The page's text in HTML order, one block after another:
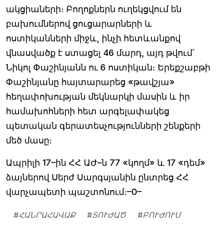
ակցիաների։ Բողոքներն ուղեկցվում են
բախումներով ցուցարարների և
ոստիկանների միջև, ինչի հետևանքով
վնասվածք է ստացել 46 մարդ, այդ թվում`
Նիկոլ Փաշինյանն ու 6 ոստիկան։ Երեքշաբթի
Փաշինյանը հայտարարեց «թավշյա»
հեղափոխության մեկնարկի մասին և իր
համախոհների հետ արգելափակեց
պետական գերատեսչությունների շենքերի
մեծ մասը։
Ապրիլի 17–ին ՀՀ ԱԺ–ն 77 «կողմ» և 17 «դեմ»
ձայներով Սերժ Սարգսյանին ընտրեց ՀՀ
վարչապետի պաշտոնում։–0–
#ՀԱՆՐԱՀԱՎԱՔ #ՏՈՒԺԱԾ #ԲՈՒԺՈՒՄ